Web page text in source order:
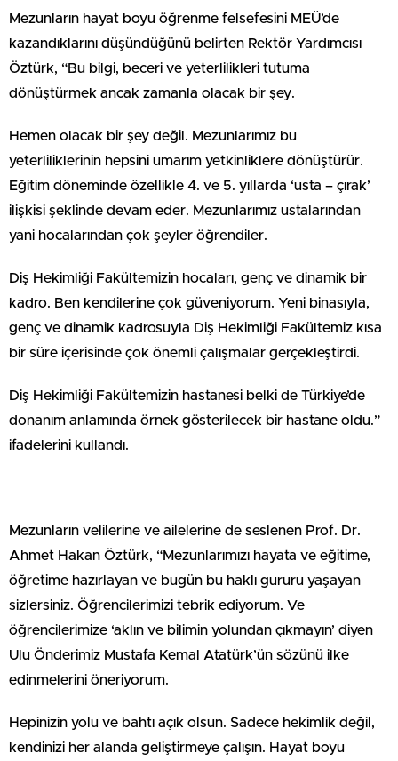
Mezunların hayat boyu öğrenme felsefesini MEÜ’de
kazandıklarını düşündüğünü belirten Rektör Yardımcısı
Öztürk, “Bu bilgi, beceri ve yeterlilikleri tutuma
dönüştürmek ancak zamanla olacak bir şey.
Hemen olacak bir şey değil. Mezunlarımız bu
yeterliliklerinin hepsini umarım yetkinliklere dönüştürür.
Eğitim döneminde özellikle 4. ve 5. yıllarda ‘usta – çırak’
ilişkisi şeklinde devam eder. Mezunlarımız ustalarından
yani hocalarından çok şeyler öğrendiler.
Diş Hekimliği Fakültemizin hocaları, genç ve dinamik bir
kadro. Ben kendilerine çok güveniyorum. Yeni binasıyla,
genç ve dinamik kadrosuyla Diş Hekimliği Fakültemiz kısa
bir süre içerisinde çok önemli çalışmalar gerçekleştirdi.
Diş Hekimliği Fakültemizin hastanesi belki de Türkiye’de
donanım anlamında örnek gösterilecek bir hastane oldu.”
ifadelerini kullandı.
Mezunların velilerine ve ailelerine de seslenen Prof. Dr.
Ahmet Hakan Öztürk, “Mezunlarımızı hayata ve eğitime,
öğretime hazırlayan ve bugün bu haklı gururu yaşayan
sizlersiniz. Öğrencilerimizi tebrik ediyorum. Ve
öğrencilerimize ‘aklın ve bilimin yolundan çıkmayın’ diyen
Ulu Önderimiz Mustafa Kemal Atatürk’ün sözünü ilke
edinmelerini öneriyorum.
Hepinizin yolu ve bahtı açık olsun. Sadece hekimlik değil,
kendinizi her alanda geliştirmeye çalışın. Hayat boyu